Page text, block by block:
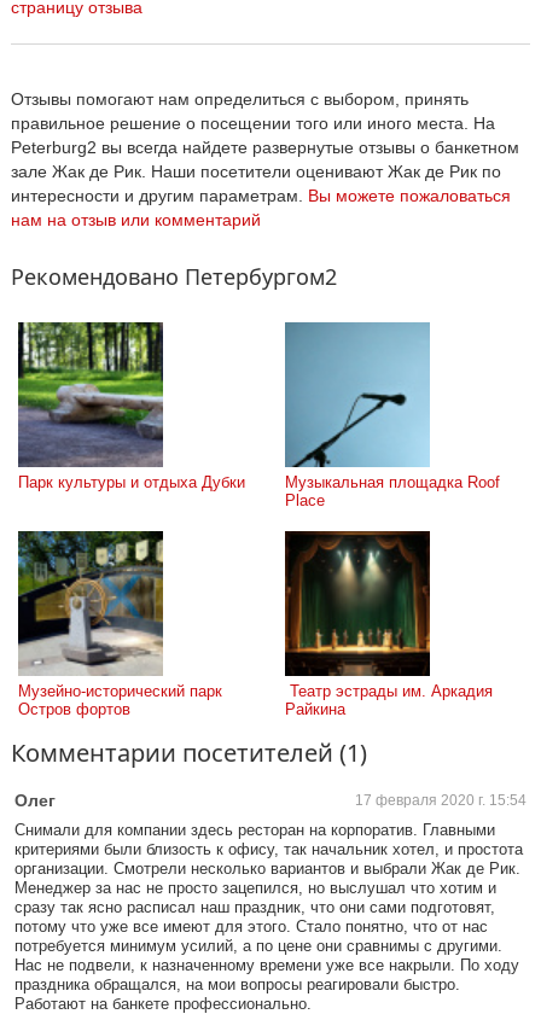
страницу отзыва
Отзывы помогают нам определиться с выбором, принять
правильное решение о посещении того или иного места. На
Peterburg2 вы всегда найдете развернутые отзывы о банкетном
зале Жак де Рик. Наши посетители оценивают Жак де Рик по
интересности и другим параметрам. Вы можете пожаловаться
нам на отзыв или комментарий
Рекомендовано Петербургом2
Парк культуры и отдыха Дубки
Музыкальная площадка Roof
Place
Музейно-исторический парк
Остров фортов
Райкина
Комментарии посетителей (1)
Олег 17 февраля 2020 г. 15:54
Снимали для компании здесь ресторан на корпоратив. Главными
критериями были близость к офису, так начальник хотел, и простота
организации. Смотрели несколько вариантов и выбрали Жак де Рик.
Менеджер за нас не просто зацепился, но выслушал что хотим и
сразу так ясно расписал наш праздник, что они сами подготовят,
потому что уже все имеют для этого. Стало понятно, что от нас
потребуется минимум усилий, а по цене они сравнимы с другими.
Нас не подвели, к назначенному времени уже все накрыли. По ходу
праздника обращался, на мои вопросы реагировали быстро.
Работают на банкете профессионально.